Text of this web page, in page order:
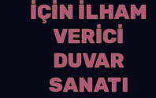
IÇIN ILHAM
VERICI
DUVAR
SANATI